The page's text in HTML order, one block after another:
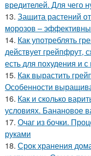
вредителей. Для чего
13. Защита растений
морозов –
14. Как употреблять
действует грейпфрут,
есть для похудения и
15. Как вырастить
Особенности
16. Как и сколько
условиях. Банановое
17. Очаг из бочки.
руками
18. Срок хранения